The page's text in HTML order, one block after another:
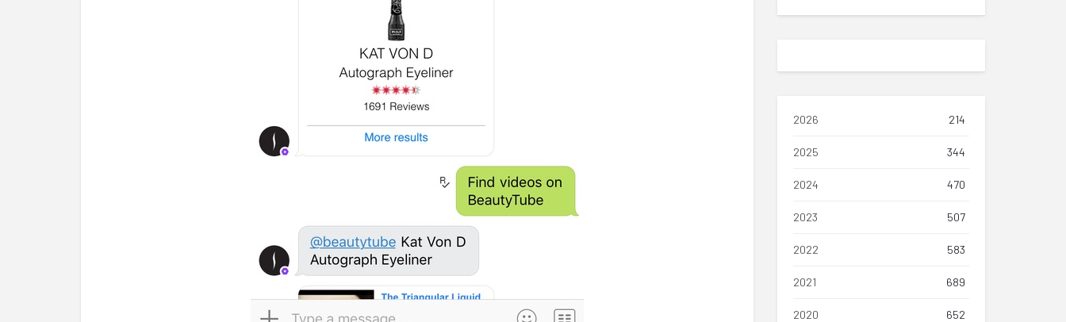
2026 214
2025 344
2024 470
2023 507
2022 583
2021 689
2020 652